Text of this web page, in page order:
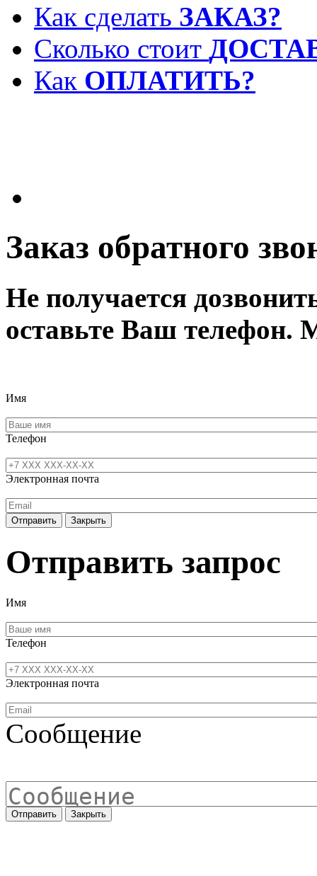
Как сделать ЗАКАЗ?
Сколько стоит
Как ОПЛАТИТЬ?
Заказ обратного
Не получается
оставьте Ваш
Имя
Телефон
Электронная почта
Отправить Закрыть
Отправить запрос
Имя
Телефон
Электронная почта
Сообщение
Отправить Закрыть